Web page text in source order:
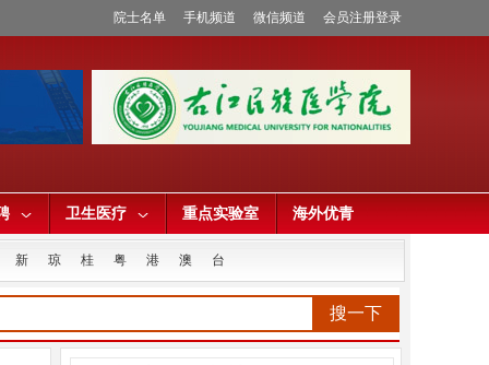
院士名单 手机频道 微信频道 会员注册登录
卫生医疗 重点实验室 海外优青
新 琼 桂 粤 港 澳 台
搜一下